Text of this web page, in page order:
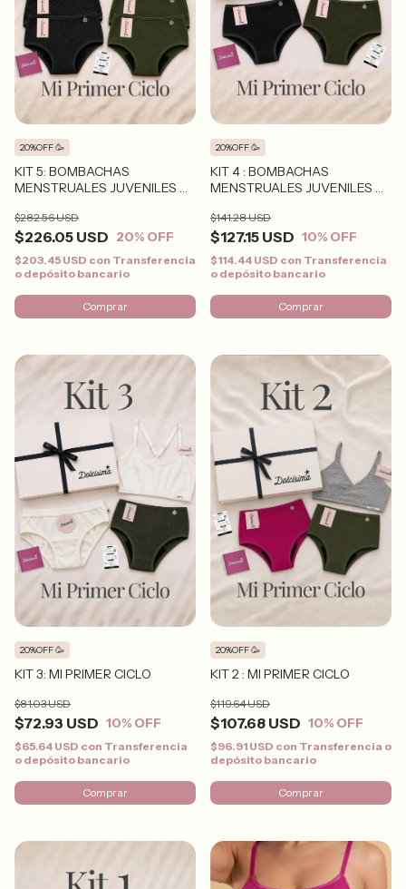
KIT 5: BOMBACHAS
MENSTRUALES JUVENILES X
$226.05 USD
$282.56 USD
20% OFF
20%OFF 🥳
$203.45 USD con Transferencia
o depósito bancario
Comprar
KIT 4 : BOMBACHAS
MENSTRUALES JUVENILES X
$127.15 USD
$141.28 USD
10% OFF
20%OFF 🥳
$114.44 USD con Transferencia
o depósito bancario
Comprar
KIT 3: MI PRIMER CICLO
$72.93 USD
$81.03 USD
10% OFF
20%OFF 🥳
$65.64 USD con Transferencia
o depósito bancario
Comprar
KIT 2 : MI PRIMER CICLO
$107.68 USD
$119.64 USD
10% OFF
20%OFF 🥳
$96.91 USD con Transferencia o
depósito bancario
Comprar